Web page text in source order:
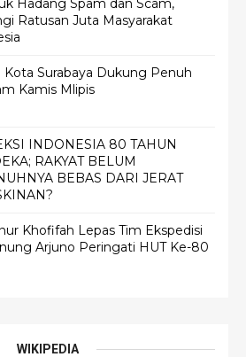
Hadang Spam dan Scam,
Ratusan Juta Masyarakat
Kota Surabaya Dukung Penuh
Kamis Mlipis
INDONESIA 80 TAHUN
RAKYAT BELUM
BEBAS DARI JERAT
Khofifah Lepas Tim Ekspedisi
Arjuno Peringati HUT Ke-80
WIKIPEDIA